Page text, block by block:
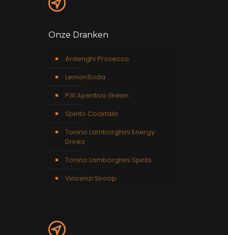
Onze Dranken
Ardenghi Prosecco
LemonSoda
P31 Aperitivo Green
Spirito Cocktails
Tonino Lamborghini Energy
Drinks
Tonino Lamborghini Spirits
Vincenzi Siroop